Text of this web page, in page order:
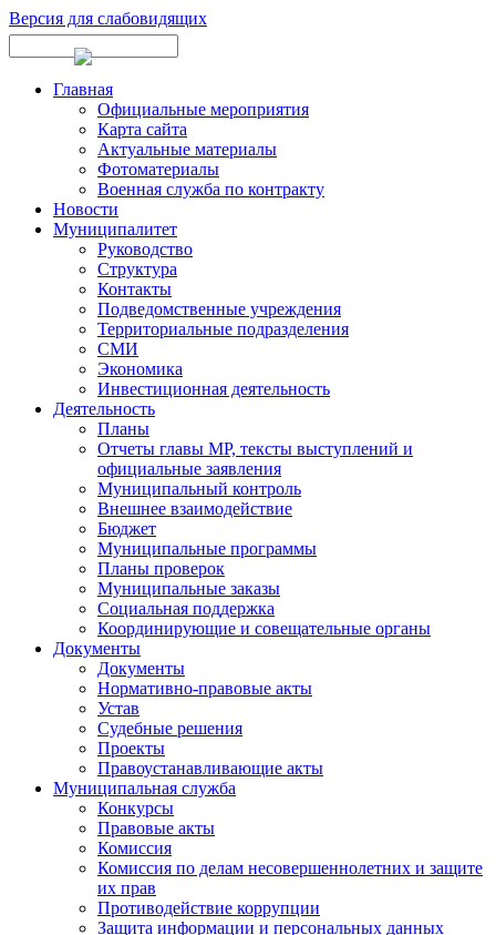
Версия для слабовидящих
Главная
Официальные мероприятия
Карта сайта
Актуальные материалы
Фотоматериалы
Военная служба по контракту
Новости
Муниципалитет
Руководство
Структура
Контакты
Подведомственные учреждения
Территориальные подразделения
СМИ
Экономика
Инвестиционная деятельность
Деятельность
Планы
Отчеты главы МР, тексты выступлений и
официальные заявления
Муниципальный контроль
Внешнее взаимодействие
Бюджет
Муниципальные программы
Планы проверок
Муниципальные заказы
Социальная поддержка
Координирующие и совещательные органы
Документы
Документы
Нормативно-правовые акты
Устав
Судебные решения
Проекты
Правоустанавливающие акты
Муниципальная служба
Конкурсы
Правовые акты
Комиссия
Комиссия по делам несовершеннолетних и защите
их прав
Противодействие коррупции
Защита информации и персональных данных